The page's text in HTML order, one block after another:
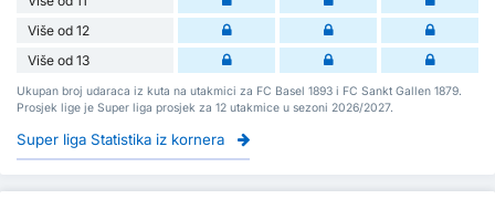
Više od 12
Više od 13
Ukupan broj udaraca iz kuta na utakmici za FC Basel 1893 i FC Sankt Gallen 1879.
Prosjek lige je Super liga prosjek za 12 utakmice u sezoni 2026/2027.
Super liga Statistika iz kornera